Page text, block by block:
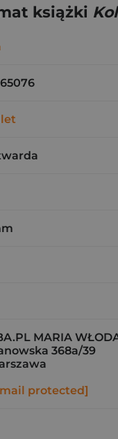
książki
MARIA
368a/39
protected]